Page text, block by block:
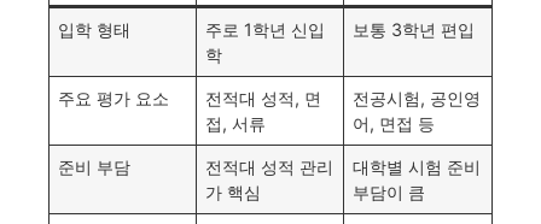
입학 형태
주로 1학년 신입
학
보통 3학년 편입
주요 평가 요소
전적대 성적, 면
접, 서류
전공시험, 공인영
어, 면접 등
준비 부담
전적대 성적 관리
가 핵심
대학별 시험 준비
부담이 큼